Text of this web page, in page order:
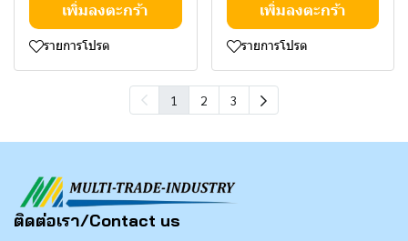
เพิ่มลงตะกร้า
รายการโปรด
เพิ่มลงตะกร้า
รายการโปรด
1 2 3
ติดต่อเรา/Contact us